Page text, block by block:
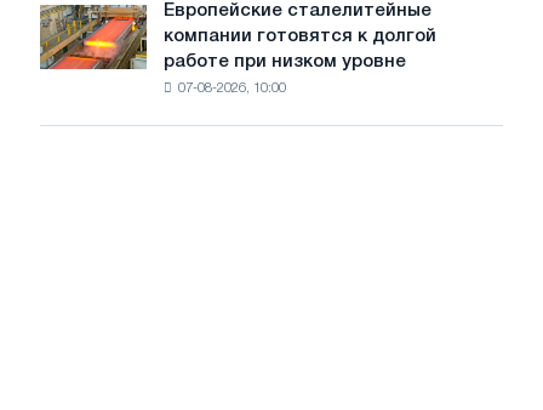
рынке
стали
сохранятся,
на
Европейские
сталелитейные
компании
Европейские сталелитейные
компании готовятся к долгой
работе при низком уровне
07-08-2026, 10:00